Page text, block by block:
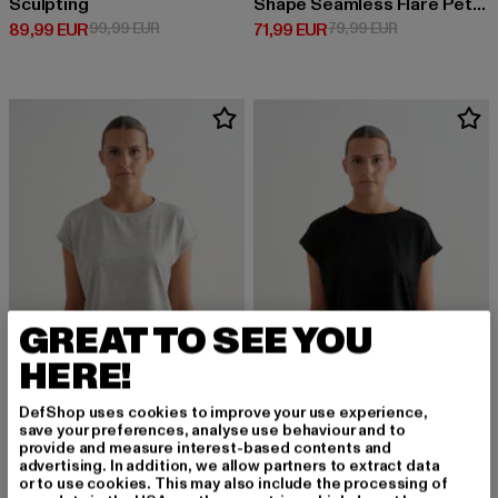
89,99 EUR
Derzeitiger Preis: 89,99 EUR
99,99 EURAktionspreis: 99,99 EUR
71,99 EUR
Derzeitiger Preis: 71,99 EUR
79,99 EURAktionspreis:
AIMN
Soft Basic Roll Sleeve
AIMN
Soft Basic
GREAT TO SEE YOU
HERE!
DefShop uses cookies to improve your use experience,
save your preferences, analyse use behaviour and to
provide and measure interest-based contents and
advertising. In addition, we allow partners to extract data
or to use cookies. This may also include the processing of